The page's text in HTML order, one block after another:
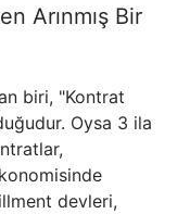
Arınmış Bir
biri, "Kontrat
Oysa 3 ila
devleri,